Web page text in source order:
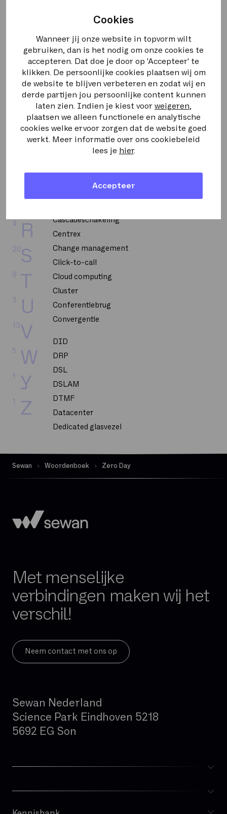
Cookies
Wanneer jij onze website in topvorm wilt
gebruiken, dan is het nodig om onze cookies te
accepteren. Dat doe je door op 'Accepteer' te
klikken. De persoonlijke cookies plaatsen wij om
de website te blijven verbeteren en zodat wij en
derde partijen jou persoonlijke content kunnen
laten zien. Indien je kiest voor weigeren
plaatsen we alleen functionele en analytische
cookies welke ervoor zorgen dat de website goed
werkt. Meer informatie over ons cookiebeleid
lees je hier.
Accepteer
I
K
L
M
O
P
R
4
S
20
T
9
U
3
V
13
W
5
Y
1
Z
1
BRI
BUMA STEMRA
Backbone
Bandbreedte
Bellen op uitnodiging
CPU
CRM
Cascadeschakeling
Centrex
Change management
Click-to-call
Cloud computing
Cluster
Conferentiebrug
Convergentie
DID
DRP
DSL
DSLAM
DTMF
Datacenter
Dedicated glasvezel
Delve
Dematerialisatie
Exchange Online
Firewall per sessie
GB
Gedeelde glasvezel
Governance
Hosted telefonie
Hybride cloud
IPv4
IVR
Sewan Woordenboek Zero Day
Met menselijke
verbindingen maken wij het
verschil!
Neem contact met ons op
Sewan Nederland
Science Park Eindhoven 5218
5692 EG Son